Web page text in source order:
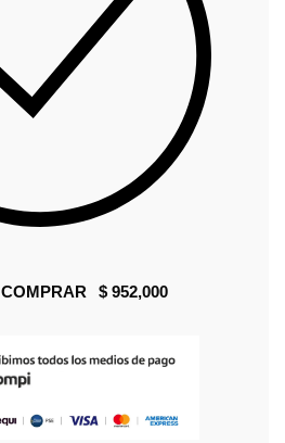
COMPRAR